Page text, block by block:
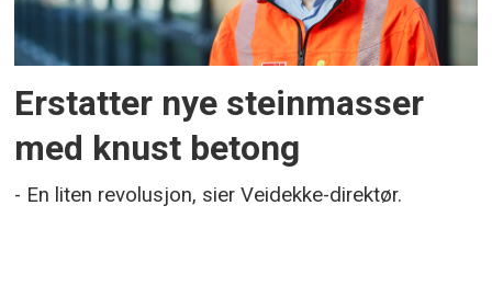
Erstatter nye steinmasser
med knust betong
- En liten revolusjon, sier Veidekke-direktør.